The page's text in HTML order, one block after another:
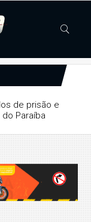
de série
Patos